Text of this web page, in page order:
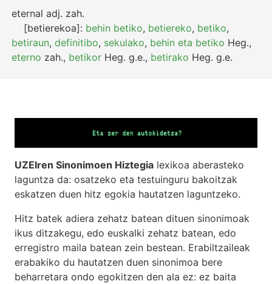
eternal adj. zah.
[betierekoa]: behin betiko, betiereko, betiko,
betiraun,definitibo, sekulako, behin eta betiko Heg.,
eterno zah., betikor Heg. g.e., betirako Heg. g.e.
UZEIren Sinonimoen Hiztegia lexikoa aberasteko
laguntza da: osatzeko eta testuinguru bakoitzak
eskatzen duen hitz egokia hautatzen laguntzeko.
Hitz batek adiera zehatz batean dituen sinonimoak
ikus ditzakegu, edo euskalki zehatz batean, edo
erregistro maila batean zein bestean. Erabiltzaileak
erabakiko du hautatzen duen sinonimoa bere
beharretara ondo egokitzen den ala ez: ez baita